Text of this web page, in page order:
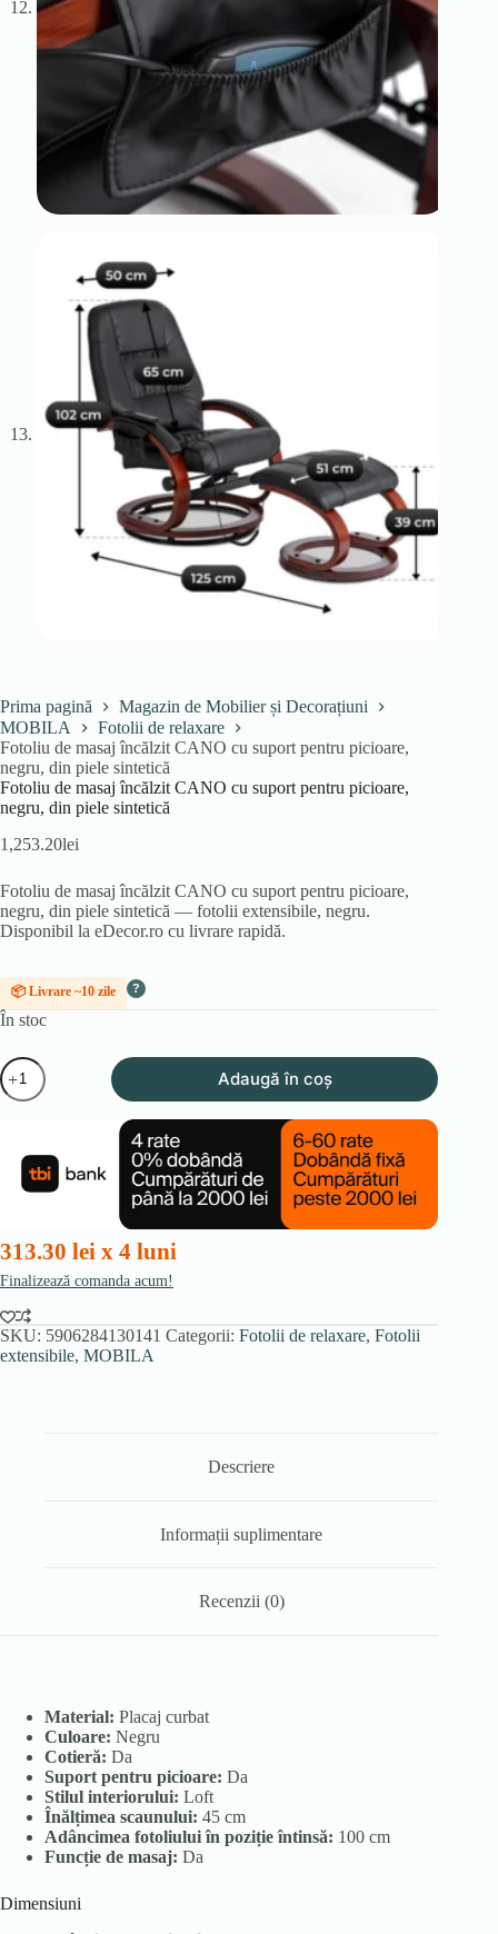
Prima pagină
Magazin de Mobilier și Decorațiuni
MOBILA
Fotolii de relaxare
Fotoliu de masaj încălzit CANO cu suport pentru picioare,
negru, din piele sintetică
Fotoliu de masaj încălzit CANO cu suport pentru picioare,
negru, din piele sintetică
1,253.20lei
Fotoliu de masaj încălzit CANO cu suport pentru picioare,
negru, din piele sintetică — fotolii extensibile, negru.
Disponibil la eDecor.ro cu livrare rapidă.
📦 Livrare ~10 zile ?
În stoc
Cantitate
Fotoliu
de
CANO
suport
negru,
din
piele
sintetică
Adaugă în coș
313.30 lei x 4 luni
Finalizează comanda acum!
SKU: 5906284130141 Categorii: Fotolii de relaxare, Fotolii
extensibile, MOBILA
Descriere
Informații suplimentare
Recenzii (0)
Material: Placaj curbat
Culoare: Negru
Cotieră: Da
Suport pentru picioare: Da
Stilul interiorului: Loft
Înălțimea scaunului: 45 cm
Adâncimea fotoliului în poziție întinsă: 100 cm
Funcție de masaj: Da
Dimensiuni